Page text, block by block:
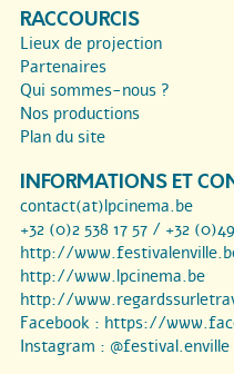
RACCOURCIS
Lieux de projection
Partenaires
Qui sommes-nous ?
Nos productions
Plan du site
INFORMATIONS ET
contact(at)lpcinema.be
+32 (0)2 538 17 57 / +32
http://
http://www.lpcinema.be
http://
Facebook : https://
Instagram : @festival.enville